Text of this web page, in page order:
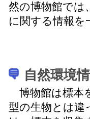
然の博物館では
に関する情報を
自然環境
博物館は標本
型の生物とは違